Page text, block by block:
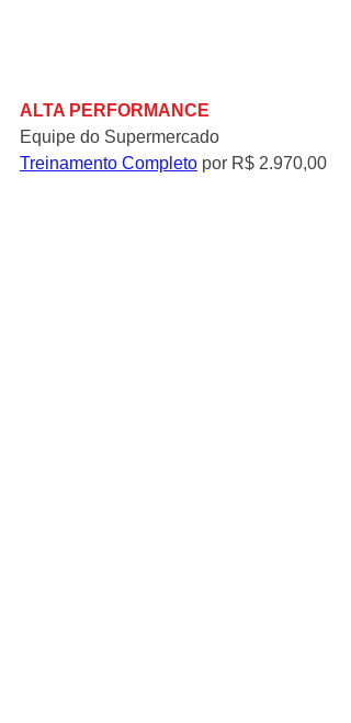
ALTA PERFORMANCE
Equipe do Supermercado
Treinamento Completo por R$ 2.970,00